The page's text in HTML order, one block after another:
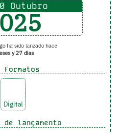
Outubro
ha sido lanzado hace
y 27 dias
Formatos
Digital
de lançamento